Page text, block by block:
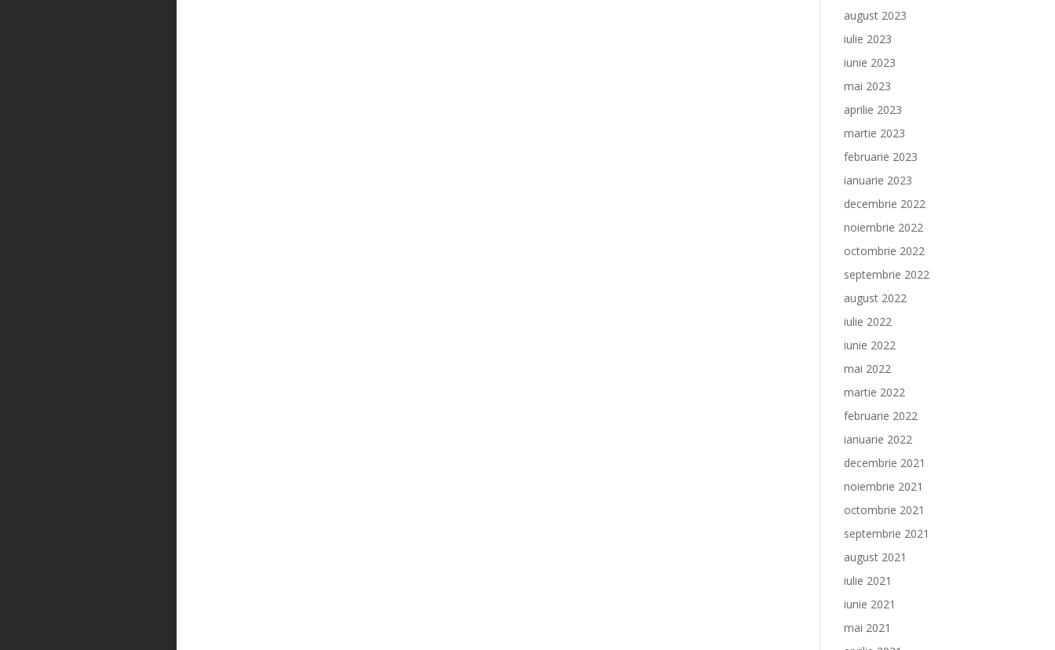
august 2023
iulie 2023
iunie 2023
mai 2023
aprilie 2023
martie 2023
februarie 2023
ianuarie 2023
decembrie 2022
noiembrie 2022
octombrie 2022
septembrie 2022
august 2022
iulie 2022
iunie 2022
mai 2022
martie 2022
februarie 2022
ianuarie 2022
decembrie 2021
noiembrie 2021
octombrie 2021
septembrie 2021
august 2021
iulie 2021
iunie 2021
mai 2021